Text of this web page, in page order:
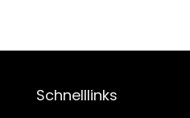
Schnelllinks